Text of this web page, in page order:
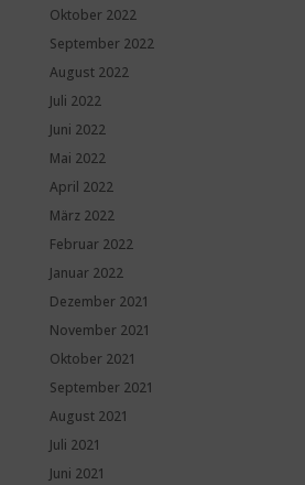
Oktober 2022
September 2022
August 2022
Juli 2022
Juni 2022
Mai 2022
April 2022
März 2022
Februar 2022
Januar 2022
Dezember 2021
November 2021
Oktober 2021
September 2021
August 2021
Juli 2021
Juni 2021